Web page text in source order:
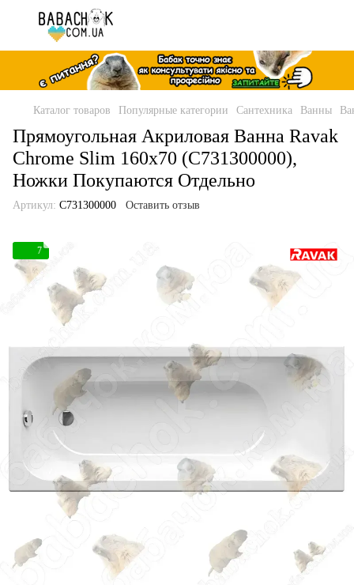
Каталог товаров Популярные категории Сантехника Ванны
Прямоугольная Акриловая Ванна Ravak
Chrome Slim 160x70 (C731300000),
Ножки Покупаются Отдельно
Артикул: C731300000 Оставить отзыв
7